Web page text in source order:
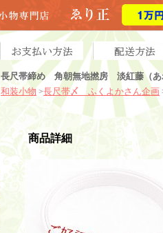
長尺帯締め 角朝無地撚房 淡紅藤（あ
和装小物 >長尺帯〆 ふくよかさん企画
商品詳細